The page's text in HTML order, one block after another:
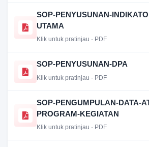
SOP-PENYUSUNAN-
UTAMA
Klik untuk pratinjau · PDF
SOP-PENYUSUNAN-DPA
Klik untuk pratinjau · PDF
SOP-PENGUMPULAN-DATA-
PROGRAM-KEGIATAN
Klik untuk pratinjau · PDF